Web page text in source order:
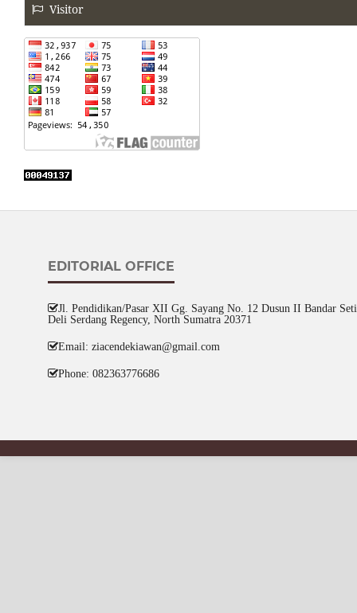
Visitor
EDITORIAL OFFICE
Jl. Pendidikan/Pasar XII Gg. Sayang No. 12 Dusun II Bandar
Deli Serdang Regency, North Sumatra 20371
Email: ziacendekiawan@gmail.com
Phone: 082363776686